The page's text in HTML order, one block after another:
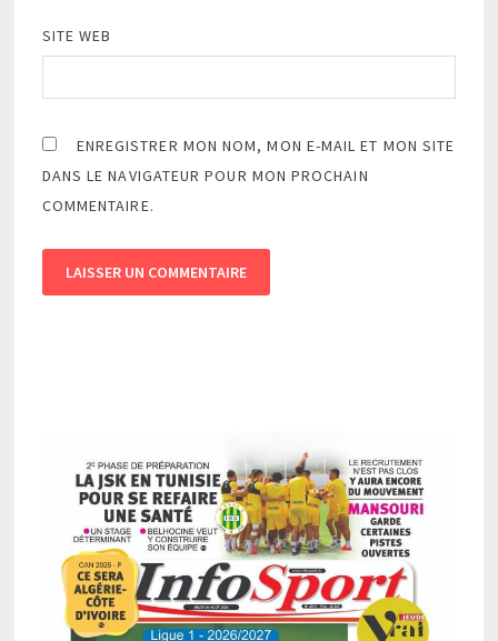
SITE WEB
ENREGISTRER MON NOM, MON E-MAIL ET MON SITE
DANS LE NAVIGATEUR POUR MON PROCHAIN
COMMENTAIRE.